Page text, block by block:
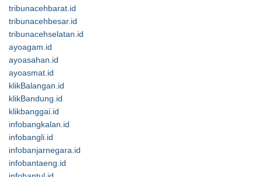
tribunacehbarat.id
tribunacehbesar.id
tribunacehselatan.id
ayoagam.id
ayoasahan.id
ayoasmat.id
klikBalangan.id
klikBandung.id
klikbanggai.id
infobangkalan.id
infobangli.id
infobanjarnegara.id
infobantaeng.id